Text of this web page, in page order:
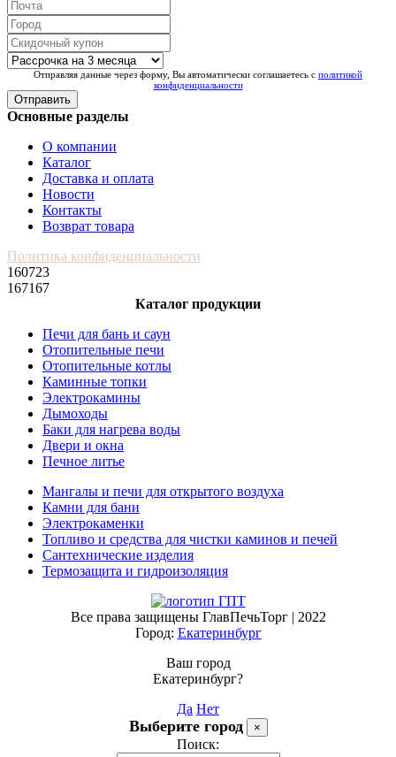
Отправляя данные через форму, Вы автоматически соглашаетесь с политикой
конфиденциальности
Отправить
Основные разделы
О компании
Каталог
Доставка и оплата
Новости
Контакты
Возврат товара
Политика конфиденциальности
160723
167167
Каталог продукции
Печи для бань и саун
Отопительные печи
Отопительные котлы
Каминные топки
Электрокамины
Дымоходы
Баки для нагрева воды
Двери и окна
Печное литье
Мангалы и печи для открытого воздуха
Камни для бани
Электрокаменки
Топливо и средства для чистки каминов и печей
Сантехнические изделия
Термозащита и гидроизоляция
Все права защищены ГлавПечьТорг | 2022
Город: Екатеринбург
Ваш город
Екатеринбург?
Да Нет
Выберите город ×
Поиск: